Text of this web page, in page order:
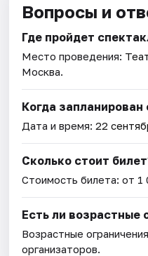
Вопросы и
Где пройдет
Место проведения:
Москва.
Когда запланирован
Дата и время:22
Сколько стоит
Стоимость билета: от 1
Есть ли возрастные
Возрастные
организаторов.